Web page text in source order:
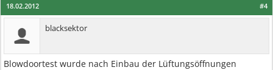
#4
18.02.2012
blacksektor
Blowdoortest wurde nach Einbau der Lüftungsöffnungen